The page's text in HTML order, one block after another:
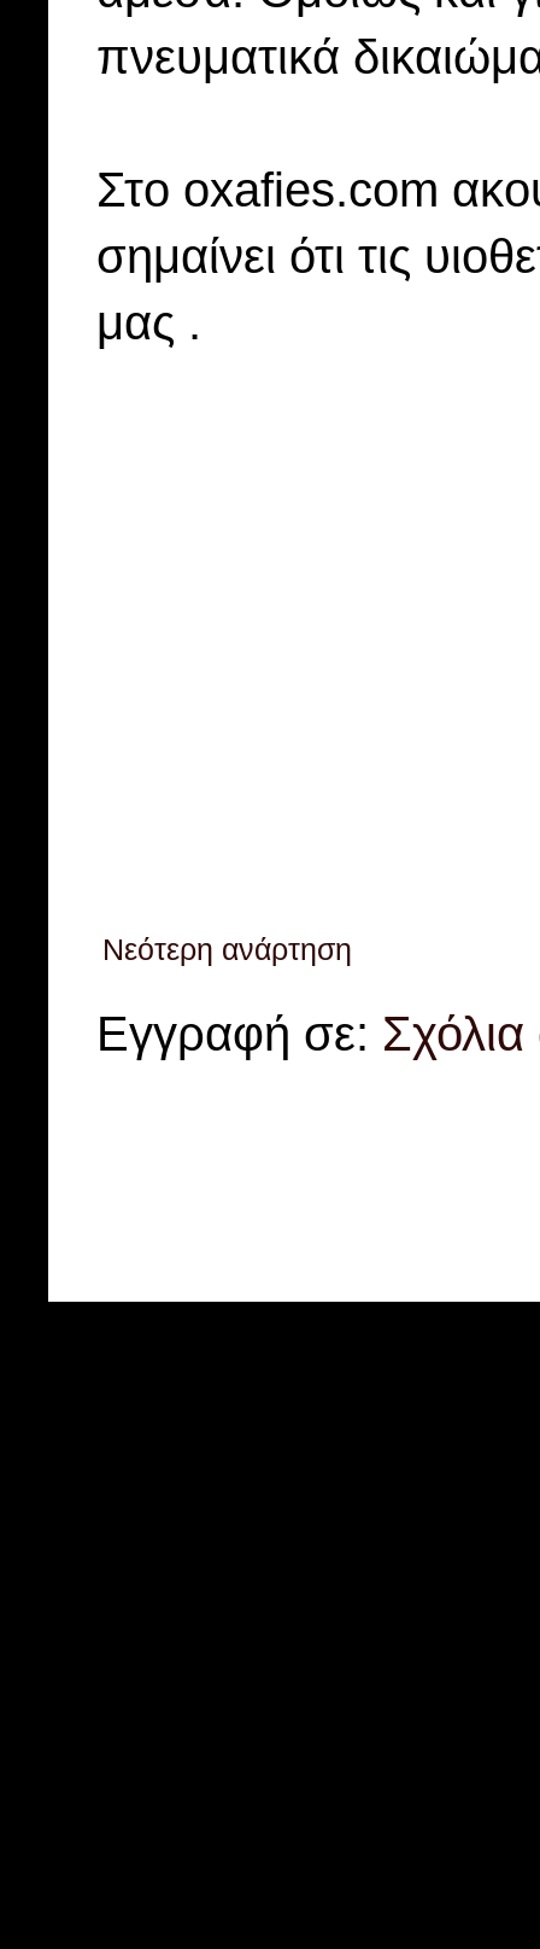
πνευματικά
Στo oxafies.com
σημαίνει ότι τις
μας .
Νεότερη ανάρτηση
Εγγραφή σε: